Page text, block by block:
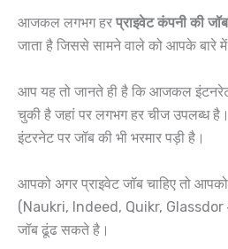
आजकल लगभग हर प्राइवेट कंपनी की जॉब
जाता है जिससे सामने वाले को आपके बारे
आप यह तो जानते ही है कि आजकल इंटनरेट
चुकी है जहां पर लगभग हर चीज उपलब्ध
इंटरनेट पर जॉब की भी भरमार पड़ी है।
आपको अगर प्राइवेट जॉब चाहिए तो
(Naukri, Indeed, Quikr, Glassdor
जॉब ढूंढ सकते है।